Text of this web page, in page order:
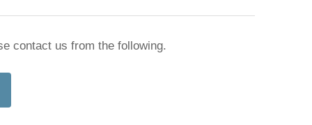
contact us from the following.